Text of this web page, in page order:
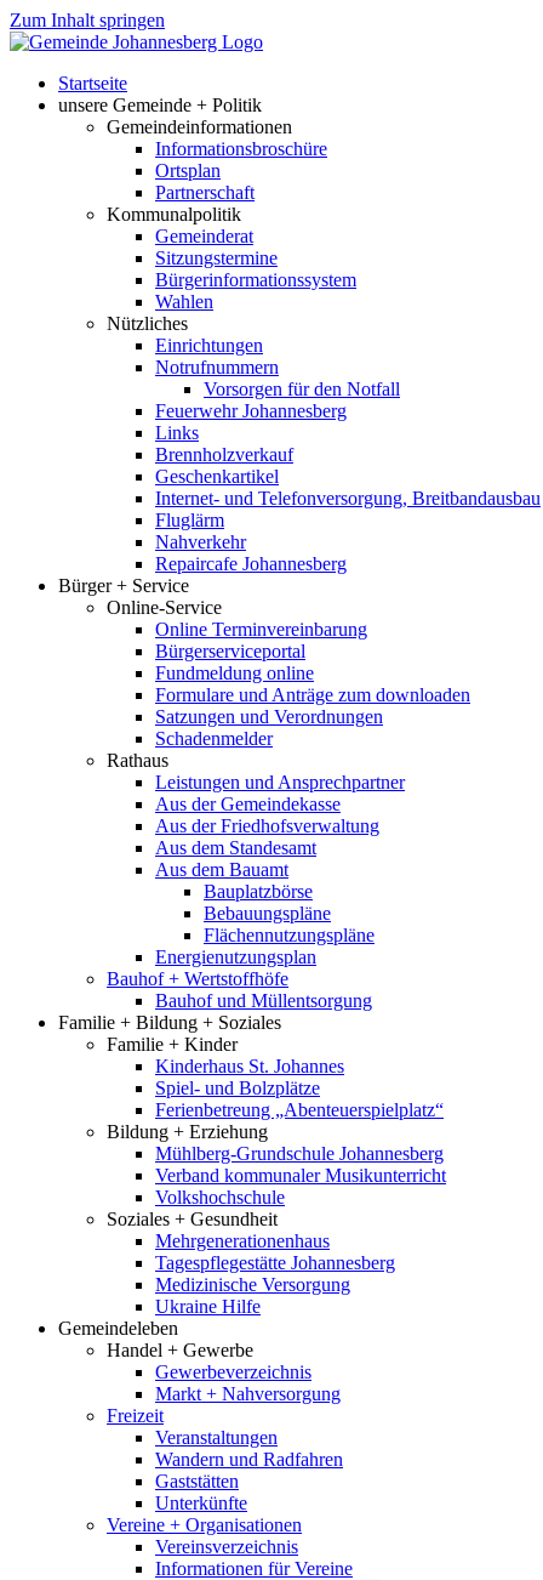
Zum Inhalt springen
Startseite
unsere Gemeinde + Politik
Gemeindeinformationen
Informationsbroschüre
Ortsplan
Partnerschaft
Kommunalpolitik
Gemeinderat
Sitzungstermine
Bürgerinformationssystem
Wahlen
Nützliches
Einrichtungen
Notrufnummern
Vorsorgen für den Notfall
Feuerwehr Johannesberg
Links
Brennholzverkauf
Geschenkartikel
Internet- und Telefonversorgung, Breitbandausbau
Fluglärm
Nahverkehr
Repaircafe Johannesberg
Bürger + Service
Online-Service
Online Terminvereinbarung
Bürgerserviceportal
Fundmeldung online
Formulare und Anträge zum downloaden
Satzungen und Verordnungen
Schadenmelder
Rathaus
Leistungen und Ansprechpartner
Aus der Gemeindekasse
Aus der Friedhofsverwaltung
Aus dem Standesamt
Aus dem Bauamt
Bauplatzbörse
Bebauungspläne
Flächennutzungspläne
Energienutzungsplan
Bauhof + Wertstoffhöfe
Bauhof und Müllentsorgung
Familie + Bildung + Soziales
Familie + Kinder
Kinderhaus St. Johannes
Spiel- und Bolzplätze
Ferienbetreung „Abenteuerspielplatz“
Bildung + Erziehung
Mühlberg-Grundschule Johannesberg
Verband kommunaler Musikunterricht
Volkshochschule
Soziales + Gesundheit
Mehrgenerationenhaus
Tagespflegestätte Johannesberg
Medizinische Versorgung
Ukraine Hilfe
Gemeindeleben
Handel + Gewerbe
Gewerbeverzeichnis
Markt + Nahversorgung
Freizeit
Veranstaltungen
Wandern und Radfahren
Gaststätten
Unterkünfte
Vereine + Organisationen
Vereinsverzeichnis
Informationen für Vereine